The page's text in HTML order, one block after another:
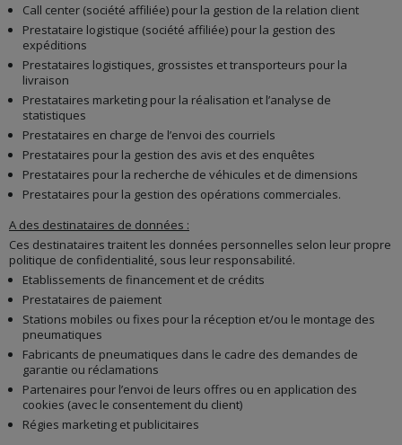
BASE JURIDIQUE
Notre Intérêt légitime pour vous envoyer la demande
d’avis.
Votre consentement si vous consentez à laisser un avis.
Call center (société affiliée) pour la gestion de la relation client
Prestataire logistique (société affiliée) pour la gestion des
expéditions
Prestataires logistiques, grossistes et transporteurs pour la
livraison
Prestataires marketing pour la réalisation et l’analyse de
statistiques
Prestataires en charge de l’envoi des courriels
Prestataires pour la gestion des avis et des enquêtes
Prestataires pour la recherche de véhicules et de dimensions
Prestataires pour la gestion des opérations commerciales.
A des destinataires de données :
Ces destinataires traitent les données personnelles selon leur propre
politique de confidentialité, sous leur responsabilité.
Etablissements de financement et de crédits
Prestataires de paiement
Stations mobiles ou fixes pour la réception et/ou le montage des
pneumatiques
Fabricants de pneumatiques dans le cadre des demandes de
garantie ou réclamations
Partenaires pour l’envoi de leurs offres ou en application des
cookies (avec le consentement du client)
Régies marketing et publicitaires